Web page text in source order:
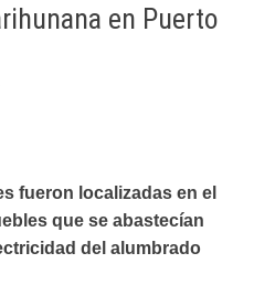
en Puerto
fueron localizadas en el
que se abastecían
del alumbrado